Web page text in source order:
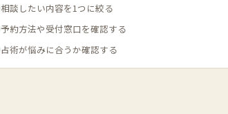
相談したい内容を1つに絞る
予約方法や受付窓口を確認する
占術が悩みに合うか確認する